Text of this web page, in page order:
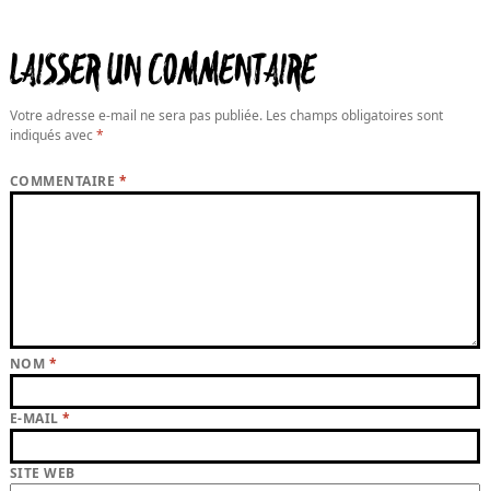
LAISSER UN COMMENTAIRE
Votre adresse e-mail ne sera pas publiée. Les champs obligatoires sont
indiqués avec*
COMMENTAIRE *
NOM *
E-MAIL*
SITE WEB